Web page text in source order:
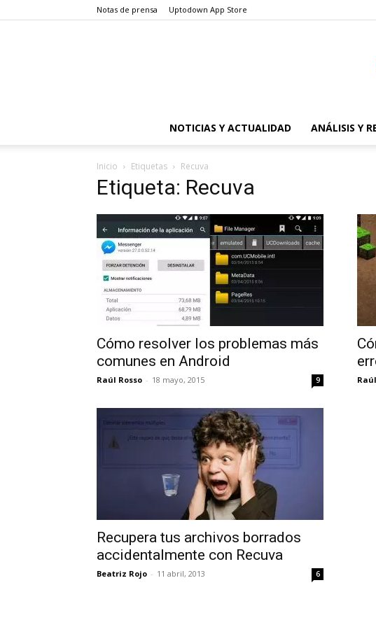
Notas de prensa Uptodown App Store
NOTICIAS Y ACTUALIDAD ANÁLISIS Y
Inicio Etiquetas Recuva
Etiqueta: Recuva
Cómo resolver los problemas más
comunes en Android
Raúl Rosso - 18 mayo, 2015 9
Recupera tus archivos borrados
accidentalmente con Recuva
Beatriz Rojo - 11 abril, 2013 6